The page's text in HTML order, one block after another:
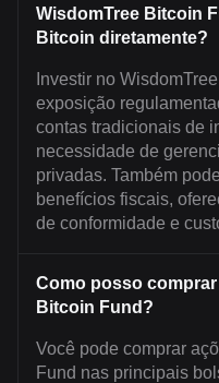
WisdomTree Bitcoin
Bitcoin diretamente?
Investir no
exposição
contas tradicionais de
necessidade de
privadas. Também
benefícios fiscais,
de conformidade e
Como posso
Bitcoin Fund?
Você pode comprar
Fund nas principais